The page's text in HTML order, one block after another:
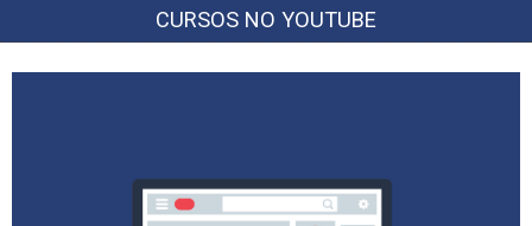
CURSOS NO YOUTUBE